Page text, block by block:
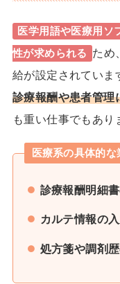
医学用語や医療用ソ
性が求められる
ため
給が設定されていま
診療報酬や患者管理
も重い仕事でもあり
医療系の具体的な
診療報酬明細
カルテ情報の
処方箋や調剤